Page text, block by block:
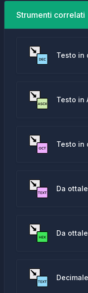
Strumenti correlati
Testo in
Testo in
Testo in
Da
Da